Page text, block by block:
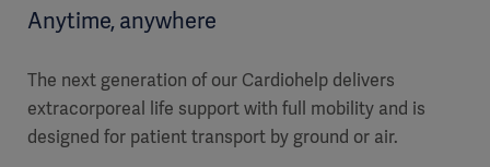
Anytime, anywhere
The next generation of our Cardiohelp delivers
extracorporeal life support with full mobility and is
designed for patient transport by ground or air.